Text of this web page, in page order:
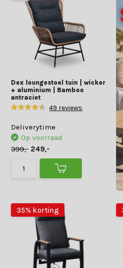
Dex loungestoel tuin | wicker
+ aluminium | Bamboo
antraciet
49 reviews
Deliverytime
Op voorraad
399,- 249,-
35% korting